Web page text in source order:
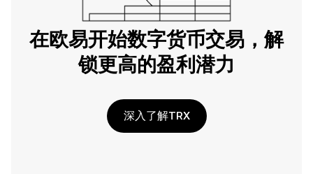
在欧易开始数字货币交易，解
锁更高的盈利潜力
深入了解TRX